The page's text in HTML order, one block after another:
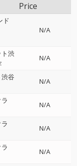
Price
ド
N/A
渋
N/A
谷
N/A
N/A
N/A
N/A